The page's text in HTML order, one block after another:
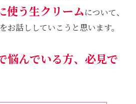
使う生クリームについて、
お話ししていこうと思います。
悩んでいる方、必見で